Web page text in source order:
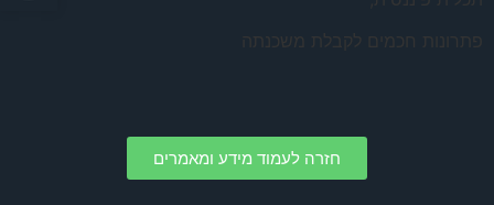
פתרונות חכמים לקבלת משכנתה
חזרה לעמוד מידע ומאמרים